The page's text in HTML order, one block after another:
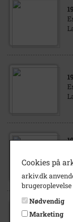
Cookies på
arkiv.dk
Nødvendig
Marketing